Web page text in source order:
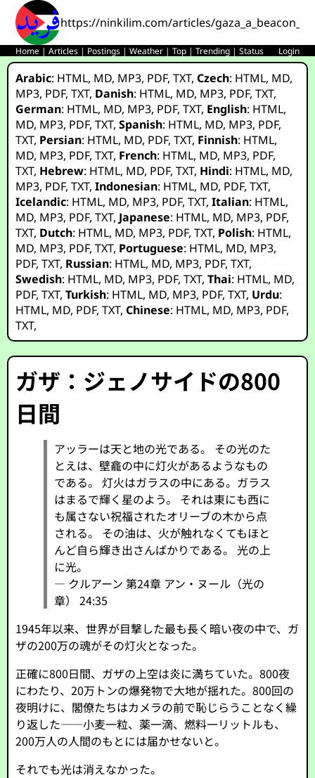
https://ninkilim.com/articles/
Home |Articles | Postings |Weather |Top |Trending |Status Login
Arabic: HTML, MD, MP3, PDF,TXT,Czech: HTML, MD,
MP3, PDF,TXT, Danish: HTML, MD, MP3, PDF,TXT,
German: HTML, MD, MP3, PDF,TXT, English: HTML,
MD, MP3, PDF,TXT,Spanish: HTML, MD, MP3, PDF,
TXT, Persian: HTML, MD, PDF,TXT, Finnish: HTML,
MD, MP3, PDF,TXT, French: HTML, MD, MP3, PDF,
TXT, Hebrew: HTML, MD, PDF,TXT, Hindi: HTML, MD,
MP3, PDF,TXT,Indonesian: HTML, MD, PDF,TXT,
Icelandic: HTML, MD, MP3, PDF,TXT,Italian: HTML,
MD, MP3, PDF,TXT, Japanese: HTML, MD, MP3, PDF,
TXT, Dutch: HTML, MD, MP3, PDF,TXT, Polish: HTML,
MD, MP3, PDF,TXT, Portuguese: HTML, MD, MP3,
PDF,TXT, Russian: HTML, MD, MP3, PDF,TXT,
Swedish: HTML, MD, MP3, PDF,TXT,Thai: HTML, MD,
PDF,TXT,Turkish: HTML, MD, MP3, PDF,TXT, Urdu:
HTML, MD, PDF,TXT,Chinese: HTML, MD, MP3, PDF,
TXT,
ガザ：ジェノサイドの800
日間
アッラーは天と地の光である。 その光のた
とえは、壁龕の中に灯火があるようなもの
である。 灯火はガラスの中にある。ガラス
はまるで輝く星のよう。 それは東にも西に
も属さない祝福されたオリーブの木から点
される。 その油は、火が触れなくてもほと
んど自ら輝き出さんばかりである。 光の上
に光。
― クルアーン 第24章 アン・ヌール（光の
章） 24:35
1945年以来、世界が目撃した最も長く暗い夜の中で、ガ
ザの200万の魂がその灯火となった。
正確に800日間、ガザの上空は炎に満ちていた。800夜
にわたり、20万トンの爆発物で大地が揺れた。800回の
夜明けに、閣僚たちはカメラの前で恥じらうことなく繰
り返した――小麦一粒、薬一滴、燃料一リットルも、
200万人の人間のもとには届かせないと。
それでも光は消えなかった。